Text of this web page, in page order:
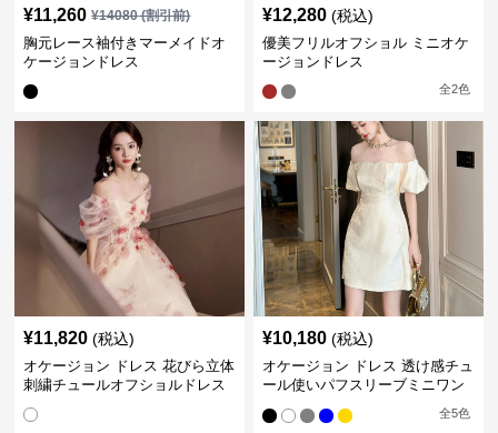
¥11,260 ¥14080(割引前)
胸元レース袖付きマーメイドオ
ケージョンドレス
¥12,280 (税込)
優美フリルオフショル ミニオケ
ージョンドレス
全2色
¥11,820 (税込)
オケージョン ドレス 花びら立体
刺繍チュールオフショルドレス
¥10,180 (税込)
オケージョン ドレス 透け感チュ
ール使いパフスリーブミニワン
全5色